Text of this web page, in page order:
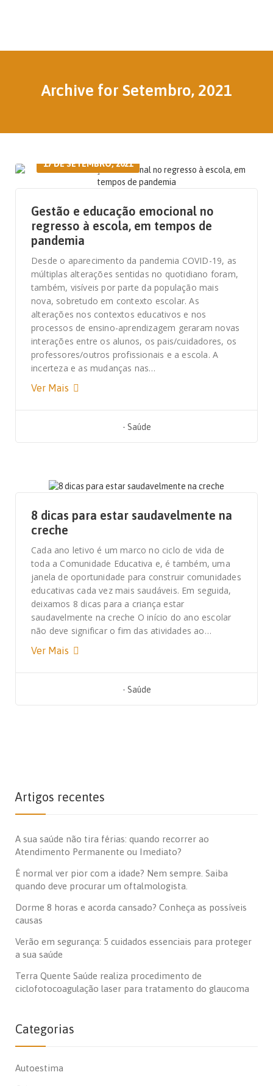
Archive for Setembro, 2021
17 DE SETEMBRO, 2021
Gestão e educação emocional no
regresso à escola, em tempos de
pandemia
Desde o aparecimento da pandemia COVID-19, as
múltiplas alterações sentidas no quotidiano foram,
também, visíveis por parte da população mais
nova, sobretudo em contexto escolar. As
alterações nos contextos educativos e nos
processos de ensino-aprendizagem geraram novas
interações entre os alunos, os pais/cuidadores, os
professores/outros profissionais e a escola. A
incerteza e as mudanças nas…
Ver Mais
- Saúde
8 dicas para estar saudavelmente na
creche
Cada ano letivo é um marco no ciclo de vida de
toda a Comunidade Educativa e, é também, uma
janela de oportunidade para construir comunidades
educativas cada vez mais saudáveis. Em seguida,
deixamos 8 dicas para a criança estar
saudavelmente na creche O início do ano escolar
não deve significar o fim das atividades ao…
Ver Mais
- Saúde
Artigos recentes
A sua saúde não tira férias: quando recorrer ao
Atendimento Permanente ou Imediato?
É normal ver pior com a idade? Nem sempre. Saiba
quando deve procurar um oftalmologista.
Dorme 8 horas e acorda cansado? Conheça as possíveis
causas
Verão em segurança: 5 cuidados essenciais para proteger
a sua saúde
Terra Quente Saúde realiza procedimento de
ciclofotocoagulação laser para tratamento do glaucoma
Categorias
Autoestima